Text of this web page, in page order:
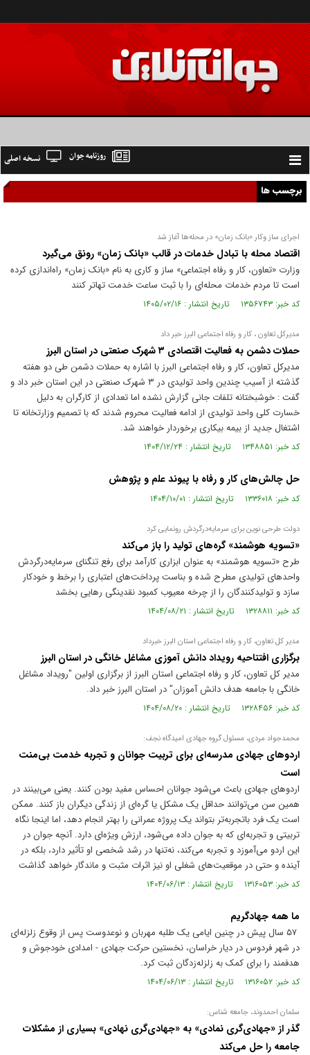
Toggle
navigation
نسخه اصلی روزنامه جوان
برچسب ها
اجرای ساز وکار «بانک زمان» در محله‌ها آغاز شد
اقتصاد محله با تبادل خدمات در قالب «بانک زمان» رونق می‌گیرد
وزارت «تعاون، کار و رفاه اجتماعی» ساز و کاری به نام «بانک زمان» راه‌اندازی کرده
است تا مردم خدمات محله‌ای را با ثبت ساعت خدمت تهاتر کنند
کد خبر: ۱۳۵۶۷۴۳ تاریخ انتشار : ۱۴۰۵/۰۲/۱۶
مدیرکل تعاون ، کار و رفاه اجتماعی البرز خبر داد
حملات دشمن به فعالیت اقتصادی ۳ شهرک صنعتی در استان البرز
مدیرکل تعاون، کار و رفاه اجتماعی البرز با اشاره به حملات دشمن طی دو هفته
گذشته از آسیب چندین واحد تولیدی در ۳ شهرک صنعتی در این استان خبر داد و
گفت : خوشبختانه تلفات جانی گزارش نشده اما تعدادی از کارگران به دلیل
خسارت کلی واحد تولیدی از ادامه فعالیت محروم شدند که با تصمیم وزارتخانه تا
اشتغال جدید از بیمه بیکاری برخوردار خواهند شد.
کد خبر: ۱۳۴۸۸۵۱ تاریخ انتشار : ۱۴۰۴/۱۲/۲۴
حل چالش‌های کار و رفاه با پیوند علم و پژوهش
کد خبر: ۱۳۳۶۰۱۸ تاریخ انتشار : ۱۴۰۴/۱۰/۰۱
دولت طرحی نوین برای سرمایه‌در‌گردش رونمایی کرد
«تسویه هوشمند» گره‌های تولید را باز می‌کند
طرح «تسویه هوشمند» به عنوان ابزاری کارآمد برای رفع تنگنای سرمایه‌در‌گردش
واحد‌های تولیدی مطرح شده و بناست پرداخت‌های اعتباری را برخط و خودکار
سازد و تولیدکنندگان را از چرخه معیوب کمبود نقدینگی رهایی بخشد
کد خبر: ۱۳۲۸۸۱۱ تاریخ انتشار : ۱۴۰۴/۰۸/۲۱
مدیر کل تعاون، کار و رفاه اجتماعی استان البرز خبرداد
برگزاری افتتاحیه رویداد دانش آموزی مشاغل خانگی در استان البرز
مدیر کل تعاون، کار و رفاه اجتماعی استان البرز از برگزاری اولین "رویداد مشاغل
خانگی با جامعه هدف دانش آموزان" در استان البرز خبر داد.
کد خبر: ۱۳۲۸۴۵۶ تاریخ انتشار : ۱۴۰۴/۰۸/۲۰
محمدجواد مردی، مسئول گروه جهادی امیدگاه نجف:
اردو‌های جهادی مدرسه‌ای برای تربیت جوانان و تجربه خدمت بی‌منت
است
اردو‌های جهادی باعث می‌شود جوانان احساس مفید بودن کنند. یعنی می‌بینند در
همین سن می‌توانند حداقل یک مشکل یا گره‌ای از زندگی دیگران باز کنند. ممکن
است یک فرد باتجربه‌تر بتواند یک پروژه عمرانی را بهتر انجام دهد، اما اینجا نگاه
تربیتی و تجربه‌ای که به جوان داده می‌شود، ارزش ویژه‌ای دارد. آنچه جوان در
این اردو می‌آموزد و تجربه می‌کند، نه‌تنها در رشد شخصی او تأثیر دارد، بلکه در
آینده و حتی در موقعیت‌های شغلی او نیز اثرات مثبت و ماندگار خواهد گذاشت
کد خبر: ۱۳۱۶۰۵۳ تاریخ انتشار : ۱۴۰۴/۰۶/۱۳
ما همه جهادگریم
۵۷ سال پیش در چنین ایامی یک طلبه مهربان و نوعدوست پس از وقوع زلزله‌ای
در شهر فردوس در دیار خراسان، نخستین حرکت جهادی - امدادی خودجوش و
هدفمند را برای کمک به زلزله‌زدگان ثبت کرد.
کد خبر: ۱۳۱۶۰۵۲ تاریخ انتشار : ۱۴۰۴/۰۶/۱۳
سلمان احمدوند، جامعه شناس:‌
گذر از «جهادی‌گری نمادی» به «جهادی‌گری نهادی» بسیاری از مشکلات
جامعه را حل می‌کند